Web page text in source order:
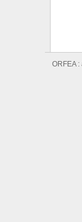
ORFEA